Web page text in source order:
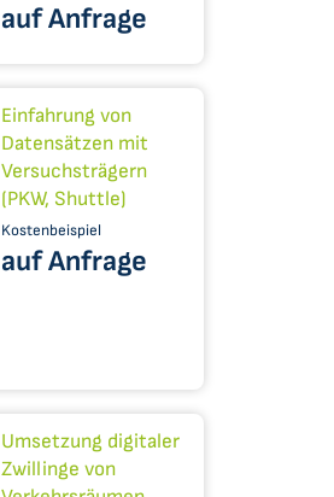
auf Anfrage
Einfahrung von
Datensätzen mit
Versuchsträgern
(PKW, Shuttle)
Kostenbeispiel
auf Anfrage
Umsetzung digitaler
Zwillinge von